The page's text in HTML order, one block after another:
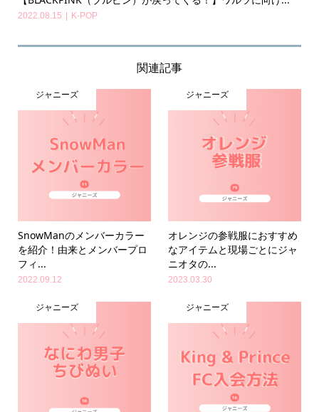
2022.08.15 K-POP
関連記事
ジャニーズ
SnowManのメンバーカラー
を紹介！由来とメンバープロ
フィ...
2022.09.12
ジャニーズ
オレンジの参戦服におすすめ
なアイテムと現場ごとにジャ
ニオタの...
2023.03.30
ジャニーズ ジャニーズ